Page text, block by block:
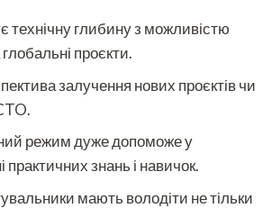
технічну глибину з можливістю
проєкти.
залучення нових проєктів чи
режим дуже допоможе у
практичних знань і навичок.
мають володіти не тільки